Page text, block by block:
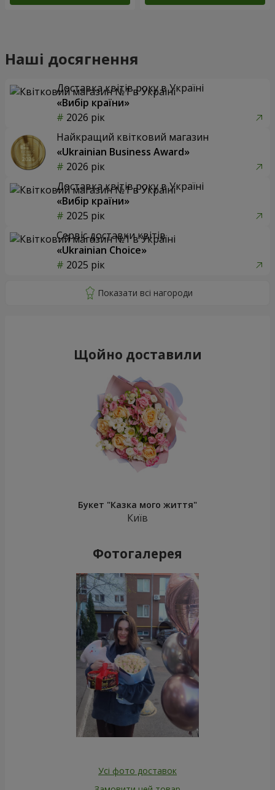
Наші досягнення
Доставка квітів року в Україні
«Вибір країни»
2026 рік
Найкращий квітковий магазин
«Ukrainian Business Award»
2026 рік
Доставка квітів року в Україні
«Вибір країни»
2025 рік
Сервіс доставки квітів
«Ukrainian Choice»
2025 рік
Щойно доставили
Букет "Казка мого життя"
Київ
Фотогалерея
Усі фото доставок